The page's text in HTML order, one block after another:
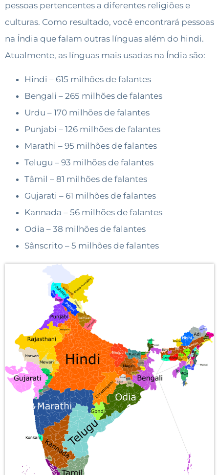
pessoas pertencentes a diferentes religiões e
culturas. Como resultado, você encontrará pessoas
na Índia que falam outras línguas além do hindi.
Atualmente, as línguas mais usadas na Índia são:
Hindi – 615 milhões de falantes
Bengali – 265 milhões de falantes
Urdu – 170 milhões de falantes
Punjabi – 126 milhões de falantes
Marathi – 95 milhões de falantes
Telugu – 93 milhões de falantes
Tâmil – 81 milhões de falantes
Gujarati – 61 milhões de falantes
Kannada – 56 milhões de falantes
Odia – 38 milhões de falantes
Sânscrito – 5 milhões de falantes